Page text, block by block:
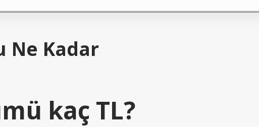
Ne Kadar
kaç TL?